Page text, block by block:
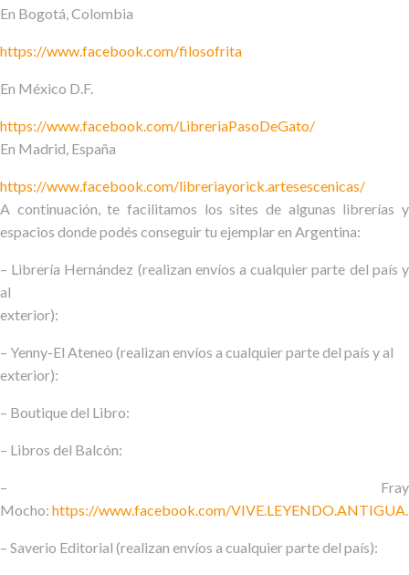
En Bogotá, Colombia
https://www.facebook.com/filosofrita
En México D.F.
https://www.facebook.com/LibreriaPasoDeGato/
En Madrid, España
https://www.facebook.com/libreriayorick.artesescenicas/
A continuación, te facilitamos los sites de algunas librerías y
espacios donde podés conseguir tu ejemplar en Argentina:
– Librería Hernández (realizan envíos a cualquier parte del país y
al
exterior):
– Yenny-El Ateneo (realizan envíos a cualquier parte del país y al
exterior):
– Boutique del Libro:
– Libros del Balcón:
– Fray
Mocho: https://www.facebook.com/
– Saverio Editorial (realizan envíos a cualquier parte del país):